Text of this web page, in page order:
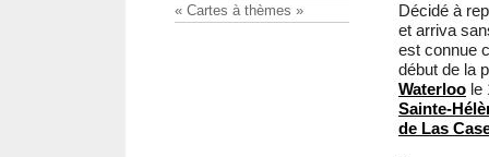
Décidé à
et arriva
est connue
début de la
Waterloo le
Sainte-
de Las
« Cartes à thèmes »